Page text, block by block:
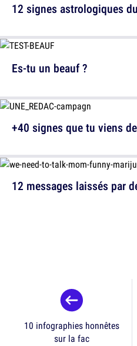
12 signes astrologiques
12 messages laissés par
Es-tu un beauf ?
+40 signes que tu viens
10 infographies honnêtes
sur la fac